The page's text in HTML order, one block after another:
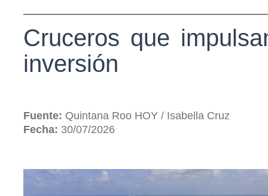
Cruceros que
inversión
Fuente: Quintana Roo HOY / Isabella Cruz
Fecha: 30/07/2026